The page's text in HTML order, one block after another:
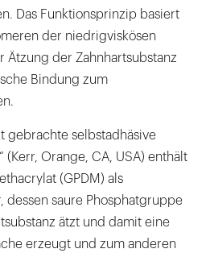
Das Funktionsprinzip basiert
der niedrigviskösen
Ätzung der Zahnhartsubstanz
Bindung zum
gebrachte selbstadhäsive
(Kerr, Orange, CA, USA) enthält
(GPDM) als
dessen saure Phosphatgruppe
ätzt und damit eine
erzeugt und zum anderen